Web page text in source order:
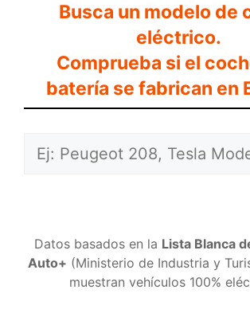
Busca un modelo de
eléctrico.
Comprueba si el
batería se fabrican en
Datos basados en la Lista Blanca
Auto+ (Ministerio de Industria y
muestran vehículos 100%